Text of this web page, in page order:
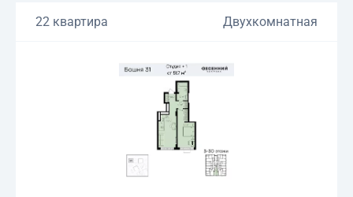
22 квартира Двухкомнатная